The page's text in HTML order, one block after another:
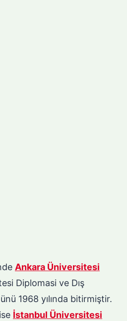
Ankara Üniversitesi
Diplomasi ve Dış
1968 yılında bitirmiştir.
İstanbul Üniversitesi